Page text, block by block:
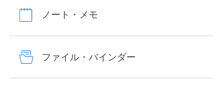
ノート・メモ
ファイル・バインダー